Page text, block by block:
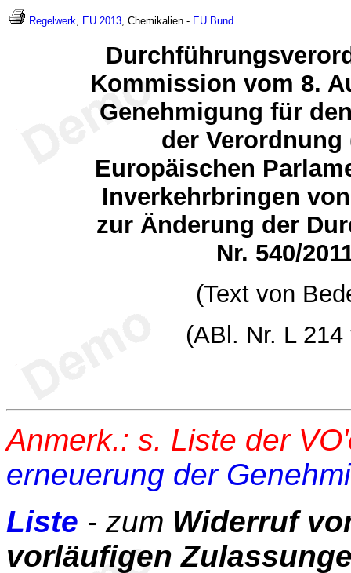
Regelwerk, EU 2013, Chemikalien - EU Bund
Kommission vom 8.
Genehmigung für
der Verordnung
Europäischen
Inverkehrbringen
zur Änderung der
Nr. 540/
(Text von
(ABl. Nr. L
Anmerk.: s. Liste der
erneuerung der
Liste - zum Widerruf
vorläufigen